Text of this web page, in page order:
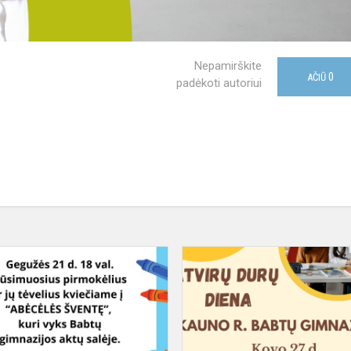
Nepamirškite
padėkoti autoriui
AČIŪ 0
būsimiems
pirmokams